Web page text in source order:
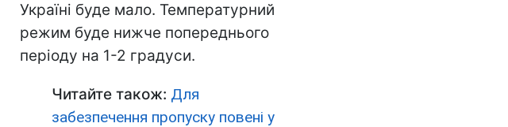
Україні буде мало. Температурний
режим буде нижче попереднього
періоду на 1-2 градуси.
Читайте також: Для
забезпечення пропуску повені у